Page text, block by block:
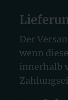
Der
wenn
innerhalb